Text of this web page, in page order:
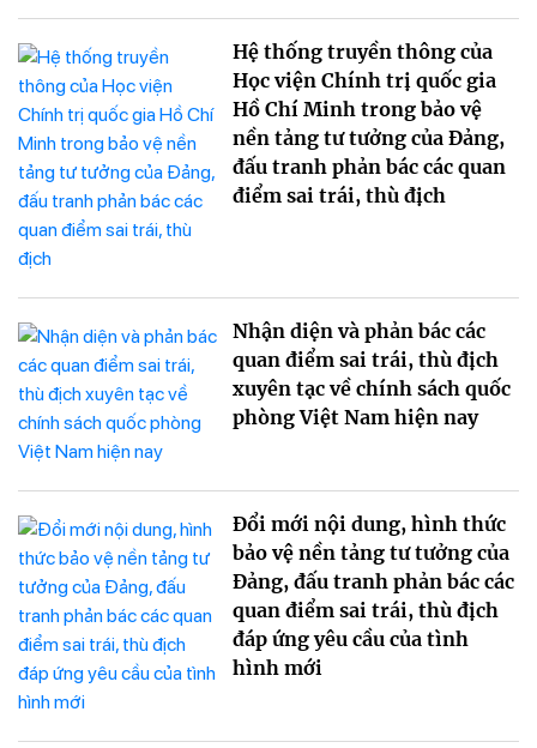
Hệ thống truyền thông của
Học viện Chính trị quốc gia
Hồ Chí Minh trong bảo vệ
nền tảng tư tưởng của Đảng,
đấu tranh phản bác các quan
điểm sai trái, thù địch
Nhận diện và phản bác các
quan điểm sai trái, thù địch
xuyên tạc về chính sách quốc
phòng Việt Nam hiện nay
Đổi mới nội dung, hình thức
bảo vệ nền tảng tư tưởng của
Đảng, đấu tranh phản bác các
quan điểm sai trái, thù địch
đáp ứng yêu cầu của tình
hình mới